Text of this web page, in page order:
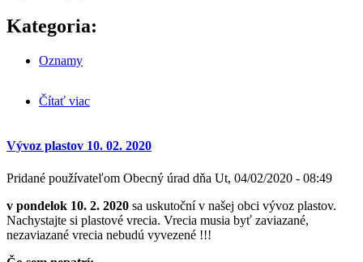
Kategoria:
Oznamy
Čítať viac
Vývoz plastov 10. 02. 2020
Pridané používateľom Obecný úrad dňa Ut, 04/02/2020 - 08:49
v pondelok 10. 2. 2020 sa uskutoční v našej obci vývoz plastov.
Nachystajte si plastové vrecia. Vrecia musia byť zaviazané,
nezaviazané vrecia nebudú vyvezené !!!